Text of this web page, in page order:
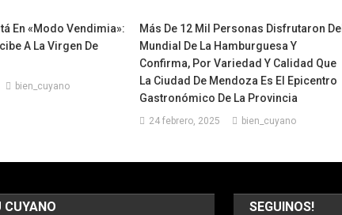
En «Modo Vendimia»:
A La Virgen De
bien_cuyano
Más De 12 Mil Personas Disfrutaron Del
Mundial De La Hamburguesa Y
Confirma, Por Variedad Y Calidad Que
La Ciudad De Mendoza Es El Epicentro
Gastronómico De La Provincia
24 febrero, 2025 bien_cuyano
CUYANO SEGUINOS!